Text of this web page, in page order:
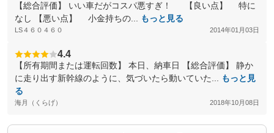
【総合評価】 いい車だがコスパ悪すぎ！ 【良い点】 特に
なし 【悪い点】 小金持ちの...
もっと見る
LS４６０４６０ 2014年01月03日
4.4
【所有期間または運転回数】 本日、納車日 【総合評価】 静か
に走り出す新幹線のように、気づいたら動いていた...
もっと見
る
海月（くらげ） 2018年10月08日